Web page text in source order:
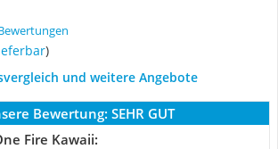
)
und weitere Angebote
Bewertung: SEHR GUT
Fire Kawaii: